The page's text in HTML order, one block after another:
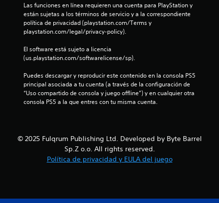
l
0
a
Las funciones en línea requieren una cuenta para PlayStation y
están sujetas a los términos de servicio y a la correspondiente
política de privacidad (playstation.com/Terms y
playstation.com/legal/privacy-policy).
El software está sujeto a licencia
(us.playstation.com/softwarelicense/sp).
Puedes descargar y reproducir este contenido en la consola PS5
principal asociada a tu cuenta (a través de la configuración de
“Uso compartido de consola y juego offline”) y en cualquier otra
consola PS5 a la que entres con tu misma cuenta.
© 2025 Fulqrum Publishing Ltd. Developed by Byte Barrel
Sp.Z o.o. All rights reserved.
Política de privacidad y EULA del juego